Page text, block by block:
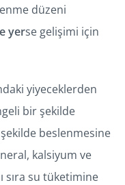
düzeni
yerse gelişimi için
yiyeceklerden
bir şekilde
beslenmesine
kalsiyum ve
sıra su tüketimine